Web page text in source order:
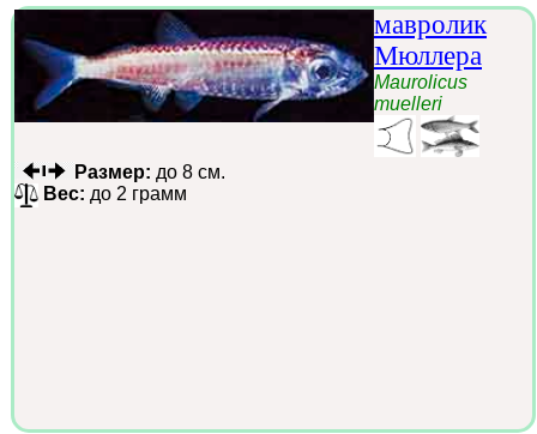
мавролик
Мюллера
Maurolicus
muelleri
Размер: до 8 см.
Вес: до 2 грамм